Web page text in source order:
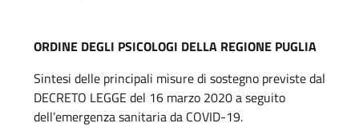
ORDINE DEGLI PSICOLOGI DELLA REGIONE PUGLIA
Sintesi delle principali misure di sostegno previste dal
DECRETO LEGGE del 16 marzo 2020 a seguito
dell’emergenza sanitaria da COVID-19.